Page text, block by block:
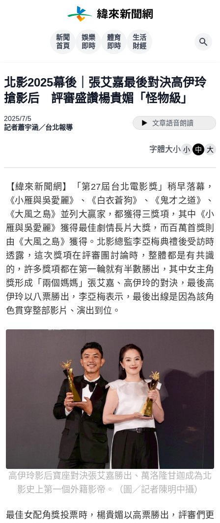
新聞
首頁
娛樂
即時
體育
即時
生活
財經
北影2025幕後｜張艾嘉最後對決高伊玲
搶影后 評審盛讚楊貴媚「怪物級」
2025/7/5
記者蕭宇涵／台北報導
文章語音朗讀
字體大小 小 中 大
【緯來新聞網】「第27屆台北電影獎」稍早落幕，
《小雁與吳愛麗》、《白衣蒼狗》、《鬼才之道》、
《大風之島》並列大贏家，都獲得三獎項，其中《小
雁與吳愛麗》獲得最佳劇情長片大獎，而百萬首獎則
由《大風之島》獲得。北影總監李亞梅典禮後受訪時
透露，這次獎項在評審團討論時，整體都是有共識
的，許多獎項都在第一輪就有半數勝出，其中女主角
獎形成「兩個媽媽」張艾嘉、高伊玲的對決，最後高
伊玲以八票勝出，李亞梅表示，最後出線是因為該角
色貫穿整部影片、演出到位。
高伊玲影后寶座對決張艾嘉勝出、萬洛隆甘迦成為北
影史上第一個外籍影帝。（圖／記者陳明中攝）
最佳女配角獎投票時，楊貴媚以高票勝出，評審們更